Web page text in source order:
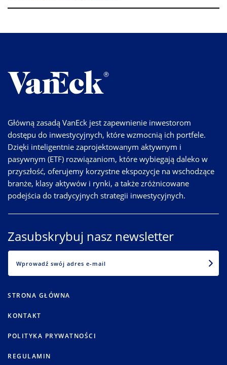
Główną zasadą VanEck jest zapewnienie inwestorom
dostępu do inwestycyjnych, które wzmocnią ich portfele.
Dzięki inteligentnie zaprojektowanym aktywnym i
pasywnym (ETF) rozwiązaniom, które wybiegają daleko w
przyszłość, oferujemy korzystne ekspozycje na wschodzące
branże, klasy aktywów i rynki, a także zróżnicowane
podejścia do tradycyjnych strategii inwestycyjnych.
Zasubskrybuj nasz newsletter
STRONA GŁÓWNA
KONTAKT
POLITYKA PRYWATNOŚCI
REGULAMIN